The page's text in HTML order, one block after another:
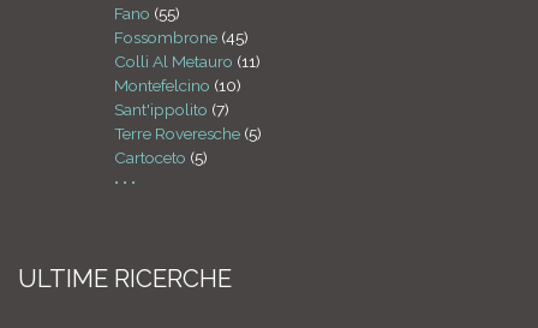
Fano (55)
Fossombrone (45)
Colli Al Metauro (11)
Montefelcino (10)
Sant'ippolito (7)
Terre Roveresche (5)
Cartoceto (5)
• • •
ULTIME RICERCHE